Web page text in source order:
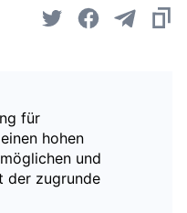
für
hohen
und
der zugrunde